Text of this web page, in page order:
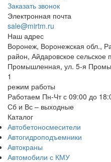
Заказать звонок
Электронная почта
sale@mirtm.ru
Наш адрес
Воронеж, Воронежская обл.,
район, Айдаровское сельское
Промышленная, ул. 5-я
1
режим работы
Работаем Пн-Чт с 09:00 до
Сб и Вс – выходные
Каталог
Автобетоносмесители
Автогидроподъемники
Автокраны
Автомобили с КМУ